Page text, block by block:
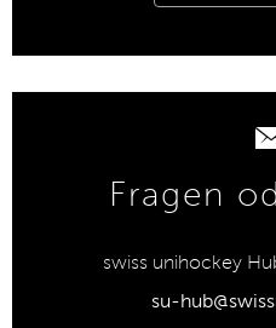
Fragen
swiss unihockey
su-